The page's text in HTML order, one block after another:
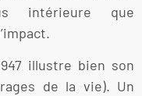
intérieure que
illustre bien son
de la vie). Un